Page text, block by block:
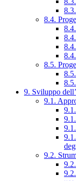
8.4.
8.5.
9. Sviluppo
9.1.
9.2.